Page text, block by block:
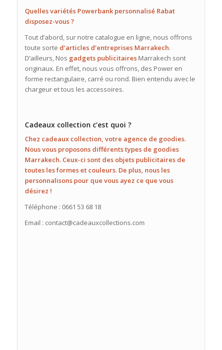
Quelles variétés Powerbank personnalisé Rabat
disposez-vous ?
Tout d’abord, sur notre catalogue en ligne, nous offrons
toute sorte d’articles d’entreprises Marrakech.
D’ailleurs, Nos gadgets publicitairesMarrakech sont
originaux. En effet, nous vous offrons, des Power en
forme rectangulaire, carré ou rond. Bien entendu avec le
chargeur et tous les accessoires.
Cadeaux collection c’est quoi ?
Chez cadeauxcollection, votre agence de goodies.
Nous vous proposons différents types de goodies
Marrakech. Ceux-ci sont des objets publicitairesde
toutes les formes et couleurs. De plus, nous les
personnalisons pour que vous ayez ce que vous
désirez !
Téléphone : 0661 53 68 18
Email : contact@cadeauxcollections.com